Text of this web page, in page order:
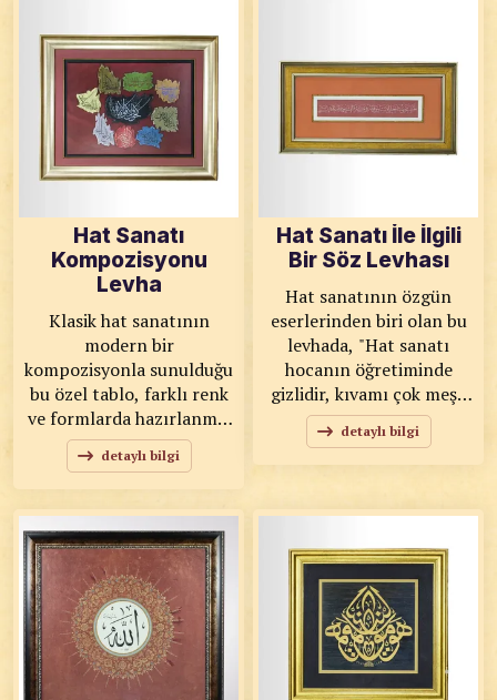
modern sunumla
birleştirir. KOD: 0034
SANATKÂR: Ahmet Zeki
YAVAŞ ÖLÇÜLER: 50x57
ESER ÖZELLİKLERİ:
Orijinal
vurgular. KOD: 0053
SANATKÂR: Heysem
Salmo ALHALABİ
ÖLÇÜLER: 100x127 ESER
Hat Sanatı
Kompozisyonu
Levha
Klasik hat sanatının
modern bir
kompozisyonla sunulduğu
bu özel tablo, farklı renk
ve formlarda hazırlanmış
yazı parçalarının uyumlu
birlikteliğiyle dikkat çeker.
bir arada sunan şık bir
dekoratif üründür.
KOD:0055 SANATKÂR:
Levent KARADUMAN
ÖLÇÜLER: 76x93 ESER
ÖZELLİKLERİ: Tıpkı
Basım
detaylı bilgi
Hat Sanatı İle İlgili
Bir Söz Levhası
Hat sanatının özgün
eserlerinden biri olan bu
levhada, "Hat sanatı
hocanın öğretiminde
gizlidir, kıvamı çok meşk
yazmakla, devamı İslam
dinini yaşamakla olur."
yazılmıştır. Usta işçilikle
kompozisyonu, dengeli
bulunduğu ortama
derinlik katar. KOD: 0059
SANATKÂR: Ahmet Zeki
YAVAŞ ÖLÇÜLER: 30x57
ESER ÖZELLİKLERİ:
Orijinal
detaylı bilgi